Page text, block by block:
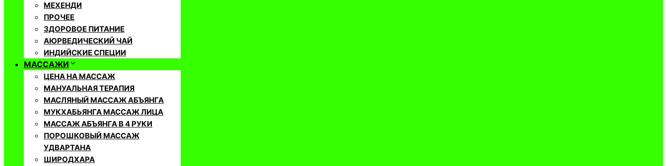
МЕХЕНДИ
ПРОЧЕЕ
ЗДОРОВОЕ ПИТАНИЕ
АЮРВЕДИЧЕСКИЙ ЧАЙ
ИНДИЙСКИЕ СПЕЦИИ
МАССАЖИ
ЦЕНА НА МАССАЖ
МАНУАЛЬНАЯ ТЕРАПИЯ
МАСЛЯНЫЙ МАССАЖ АБЪЯНГА
МУКХАБЬЯНГА МАССАЖ ЛИЦА
МАССАЖ АБЪЯНГА В 4 РУКИ
ПОРОШКОВЫЙ МАССАЖ
УДВАРТАНА
ШИРОДХАРА